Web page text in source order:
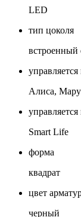
LED
тип цоколя
встроенный
Алиса,
Smart Life
форма
квадрат
цвет
черный